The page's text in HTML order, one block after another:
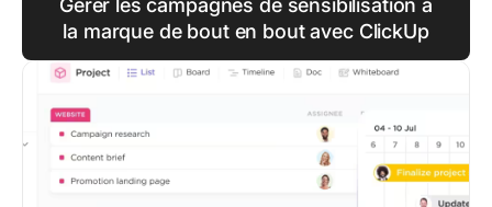
Gérer les campagnes de sensibilisation à
la marque de bout en bout avec ClickUp